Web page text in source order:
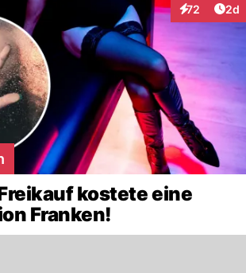
72
Interaktionen
2d
kostete eine
Franken!